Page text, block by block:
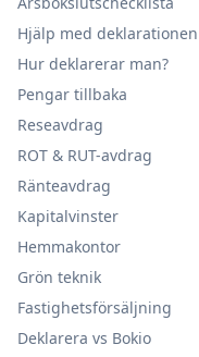
Hjälp med deklarationen
Hur deklarerar man?
Pengar tillbaka
Reseavdrag
ROT & RUT-avdrag
Ränteavdrag
Kapitalvinster
Hemmakontor
Grön teknik
Fastighetsförsäljning
Deklarera vs Bokio